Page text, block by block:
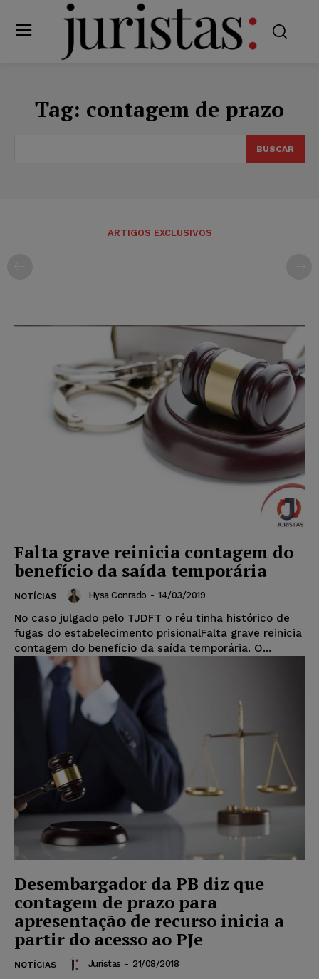
Tag: contagem de prazo
BUSCAR
ARTIGOS EXCLUSIVOS
Falta grave reinicia contagem do
benefício da saída temporária
NOTÍCIAS Hysa Conrado - 14/03/2019
No caso julgado pelo TJDFT o réu tinha histórico de
fugas do estabelecimento prisionalFalta grave reinicia
contagem do benefício da saída temporária. O...
Desembargador da PB diz que
contagem de prazo para
apresentação de recurso inicia a
partir do acesso ao PJe
NOTÍCIAS Juristas - 21/08/2018